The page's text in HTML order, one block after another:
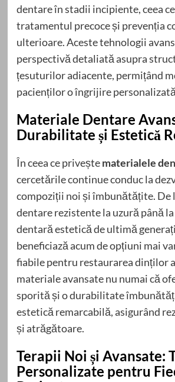
dentare în stadii incipiente, ceea
tratamentul precoce și prevenția
ulterioare. Aceste tehnologii
perspectivă detaliată asupra
țesuturilor adiacente, permițând
pacienților o îngrijire
Materiale Dentare
Durabilitate și Estetică
În ceea ce priveștematerialele
cercetările continue conduc la
compoziții noi și îmbunătățite. De
dentare rezistente la uzură până
dentară estetică de ultimă
beneficiază acum de opțiuni mai
fiabile pentru restaurarea dinților
materiale avansate nu numai că
sporită și o durabilitate
estetică remarcabilă, asigurând
și atrăgătoare.
Terapii Noi și Avansate:
Personalizate pentru